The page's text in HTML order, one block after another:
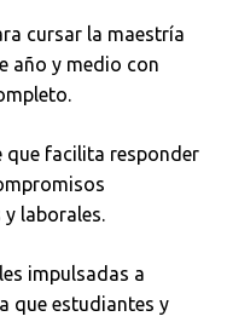
cursar la maestría
año y medio con
que facilita responder
y laborales.
impulsadas a
que estudiantes y